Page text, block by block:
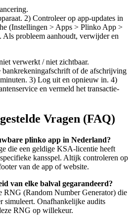
2) Controleer op app-updates in
(Instellingen > Apps > Plinko App >
Als probleem aanhoudt, verwijder en
verwerkt / niet zichtbaar.
bankrekeningafschrift of de afschrijving
3) Log uit en opnieuw in. 4)
en vermeld het transactie-
Vragen (FAQ)
plinko app in Nederland?
die een geldige KSA-licentie heeft
kansspel. Altijk controleren op
van de app of website.
van elke balval gegarandeerd?
RNG (Random Number Generator) die
simuleert. Onafhankelijke audits
RNG op willekeur.